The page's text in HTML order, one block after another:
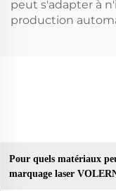
peut s'adapter à
production
Pour quels matériaux
marquage laser